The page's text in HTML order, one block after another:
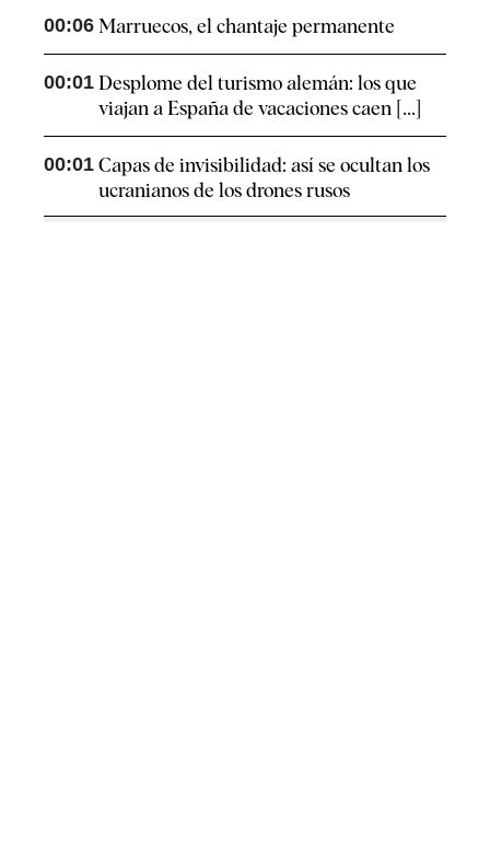
00:06 Marruecos, el chantaje permanente
00:01 Desplome del turismo alemán: los que
viajan a España de vacaciones caen [...]
00:01 Capas de invisibilidad: así se ocultan los
ucranianos de los drones rusos